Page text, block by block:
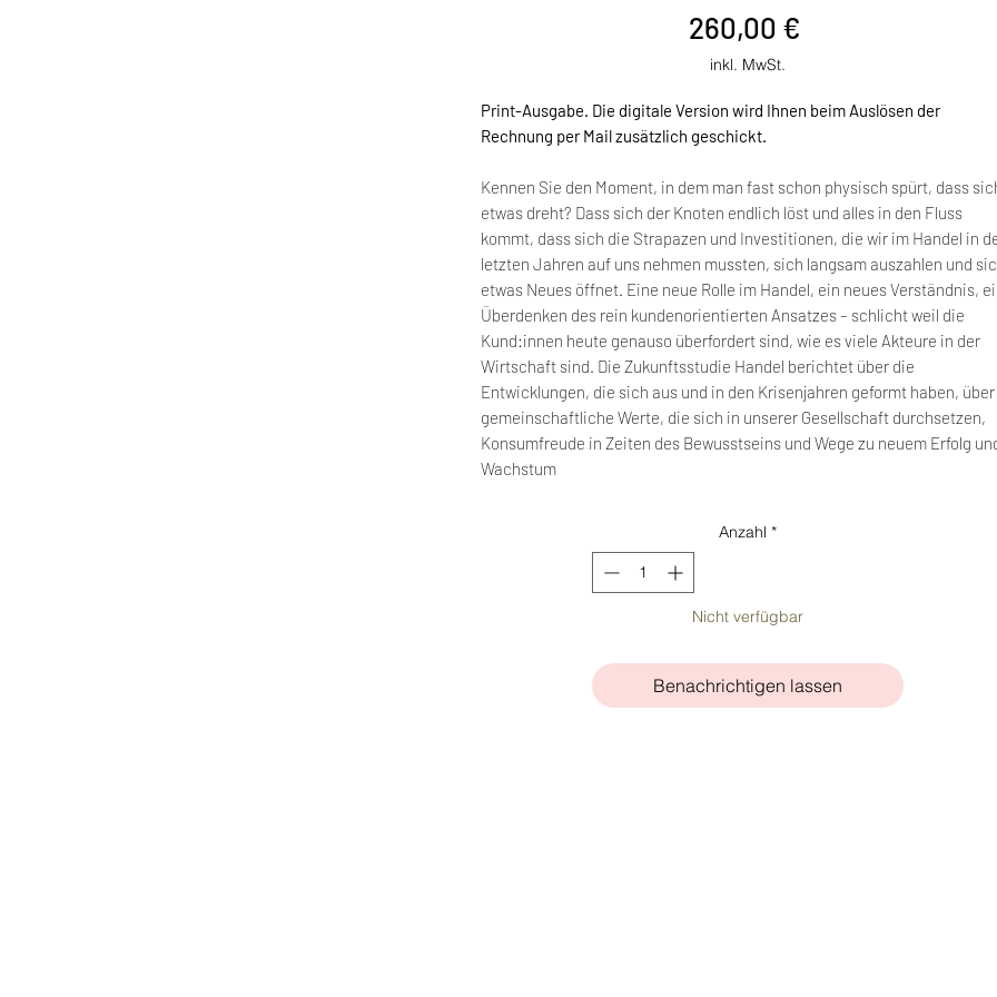
260,00 €
inkl. MwSt.
Print-Ausgabe. Die digitale Version wird Ihnen beim Auslösen der
Rechnung per Mail zusätzlich geschickt.
Kennen Sie den Moment, in dem man fast schon physisch spürt, dass
etwas dreht? Dass sich der Knoten endlich löst und alles in den Fluss
kommt, dass sich die Strapazen und Investitionen, die wir im Handel in
letzten Jahren auf uns nehmen mussten, sich langsam auszahlen und
etwas Neues öffnet. Eine neue Rolle im Handel, ein neues Verständnis,
Überdenken des rein kundenorientierten Ansatzes – schlicht weil die
Kund:innen heute genauso überfordert sind, wie es viele Akteure in der
Wirtschaft sind. Die Zukunftsstudie Handel berichtet über die
Entwicklungen, die sich aus und in den Krisenjahren geformt haben, über
gemeinschaftliche Werte, die sich in unserer Gesellschaft durchsetzen,
Konsumfreude in Zeiten des Bewusstseins und Wege zu neuem Erfolg
Wachstum
Anzahl *
Nicht verfügbar
Benachrichtigen lassen